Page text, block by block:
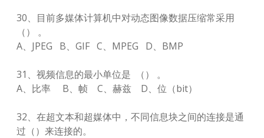
30、目前多媒体计算机中对动态图像数据压缩常采用
（） 。
A、JPEG B、GIF C、MPEG D、BMP
31、视频信息的最小单位是 （） 。
A、比率 B、帧 C、赫兹 D、位（bit）
32、在超文本和超媒体中，不同信息块之间的连接是通
过（）来连接的。